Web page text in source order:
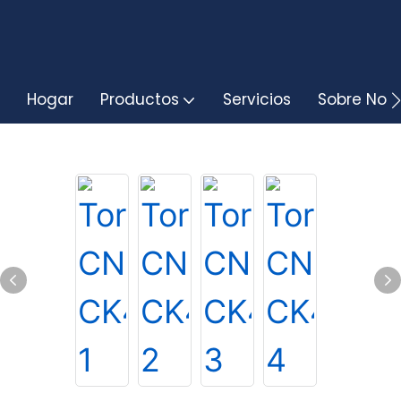
Hogar Productos Servicios Sobre